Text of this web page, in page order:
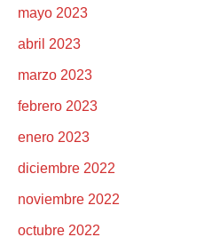
mayo 2023
abril 2023
marzo 2023
febrero 2023
enero 2023
diciembre 2022
noviembre 2022
octubre 2022